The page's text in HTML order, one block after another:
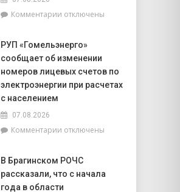
Александр
Вилейский
район
Комментариик
и
три
тысячи!
В
лидеров
отключены
РУП «Гомельэнерго»
сообщает об изменении
номеров лицевых счетов по
электроэнергии при расчетах
с населением
07.08.2026
Комментариик
«Гомельэнерго»
сообщает
об
отключены
В Брагинском РОЧС
рассказали, что с начала
года в области